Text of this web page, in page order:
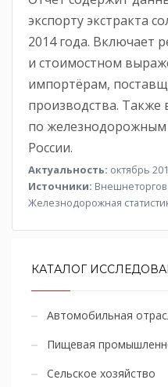
экспорту экстракта
2014 года. Включает
и стоимостном
импортёрам,
производства.
по железнодорожным
России.
Актуальность: октябрь
Источники:
Железнодорожная
КАТАЛОГ
Автомобильная
Пищевая
Сельское хозяйство